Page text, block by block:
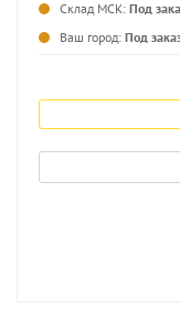
Склад МСК: Под
Ваш город: Под